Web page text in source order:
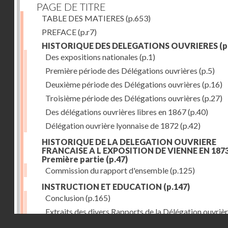
PAGE DE TITRE
TABLE DES MATIERES (p.653)
PREFACE(p.r7)
HISTORIQUE DES DELEGATIONS OUVRIERES
Des expositions nationales (p.1)
Première période des Délégations ouvrières (p.5)
Deuxième période des Délégations ouvrières (p.16)
Troisième période des Délégations ouvrières (p.27)
Des délégations ouvrières libres en 1867(p.40)
Délégation ouvrière lyonnaise de 1872 (p.42)
HISTORIQUE DE LA DELEGATION OUVRIERE
FRANCAISE A L EXPOSITION DE VIENNE EN
Première partie (p.47)
Commission du rapport d'ensemble(p.125)
INSTRUCTION ET EDUCATION (p.147)
Conclusion(p.165)
Extraits des divers Rapports de la Délégation